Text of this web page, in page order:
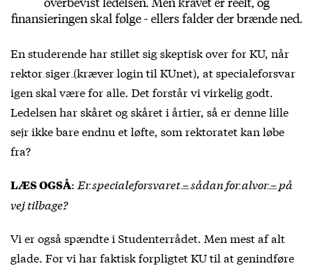
finansieringen skal følge - ellers falder der brænde ned.
En studerende har stillet sig skeptisk over for KU, når
rektor siger (kræver login til KUnet) , at specialeforsvar
igen skal være for alle. Det forstår vi virkelig godt.
Ledelsen har skåret og skåret i årtier, så er denne lille
sejr ikke bare endnu et løfte, som rektoratet kan løbe
fra?
LÆS OGSÅ: Er specialeforsvaret – sådan for alvor – på
vej tilbage?
Vi er også spændte i Studenterrådet. Men mest af alt
glade. For vi har faktisk forpligtet KU til at genindføre